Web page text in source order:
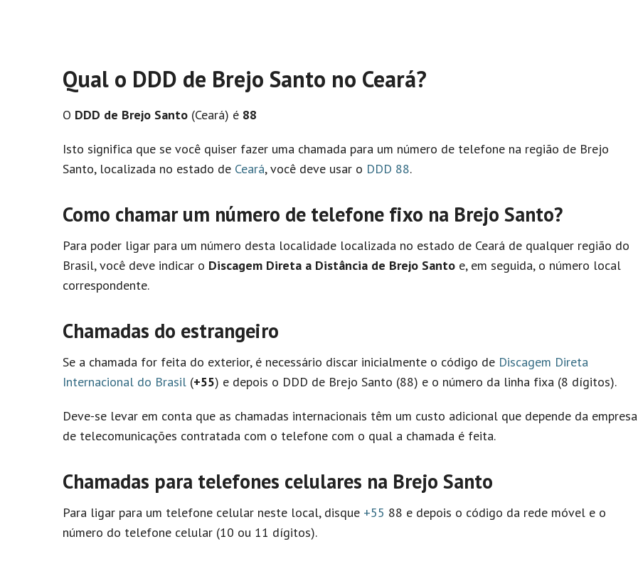
Qual o DDD de Brejo Santo no Ceará?
O DDD de Brejo Santo (Ceará) é 88
Isto significa que se você quiser fazer uma chamada para um número de telefone na região de Brejo
Santo, localizada no estado de Ceará, você deve usar o DDD 88.
Como chamar um número de telefone fixo na Brejo Santo?
Para poder ligar para um número desta localidade localizada no estado de Ceará de qualquer região do
Brasil, você deve indicar o Discagem Direta a Distância de Brejo Santo e, em seguida, o número local
correspondente.
Chamadas do estrangeiro
Se a chamada for feita do exterior, é necessário discar inicialmente o código de Discagem Direta
Internacional do Brasil (+55) e depois o DDD de Brejo Santo (88) e o número da linha fixa (8 dígitos).
Deve-se levar em conta que as chamadas internacionais têm um custo adicional que depende da empresa
de telecomunicações contratada com o telefone com o qual a chamada é feita.
Chamadas para telefones celulares na Brejo Santo
Para ligar para um telefone celular neste local, disque +55 88 e depois o código da rede móvel e o
número do telefone celular (10 ou 11 dígitos).